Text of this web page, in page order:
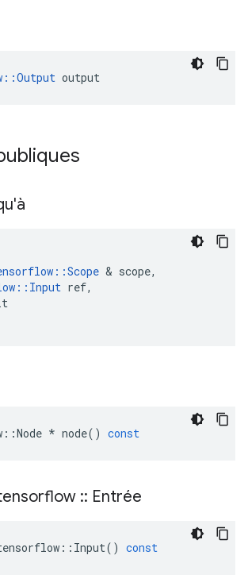
output
::Scope & scope,
:: Input ref,
::Node * node() const
:: Entrée
:: Input() const